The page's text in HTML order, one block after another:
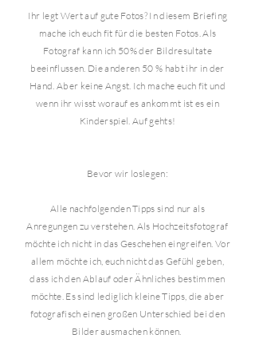
Ihr legt Wert auf gute Fotos? In diesem Briefing
mache ich euch fit für die besten Fotos.Als
Fotograf kann ich 50% der Bildresultate
beeinflussen. Die anderen 50 % habt ihr in der
Hand. Aber keine Angst. Ich mache euch fit und
wenn ihr wisst worauf es ankommt ist es ein
Kinderspiel. Auf gehts!
Bevor wir loslegen:
Alle nachfolgenden Tipps sind nur als
Anregungen zu verstehen. Als Hochzeitsfotograf
möchte ich nicht in das Geschehen eingreifen. Vor
allem möchte ich, euch nicht das Gefühl geben,
dass ich den Ablauf oder Ähnliches bestimmen
möchte. Es sind lediglich kleine Tipps, die aber
fotografisch einen großen Unterschied bei den
Bilder ausmachen können.